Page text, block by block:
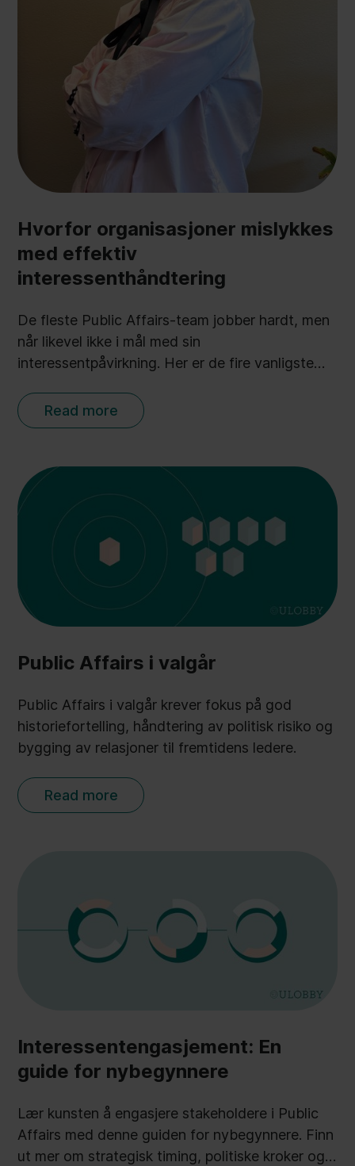
Hvorfor organisasjoner mislykkes
med effektiv
interessenthåndtering
De fleste Public Affairs-team jobber hardt, men
når likevel ikke i mål med sin
interessentpåvirkning. Her er de fire vanligste
Read more
Public Affairs i valgår
Public Affairs i valgår krever fokus på god
historiefortelling, håndtering av politisk risiko og
bygging av relasjoner til fremtidens ledere.
Read more
Interessentengasjement: En
guide for nybegynnere
Lær kunsten å engasjere stakeholdere i Public
Affairs med denne guiden for nybegynnere. Finn
ut mer om strategisk timing, politiske kroker og